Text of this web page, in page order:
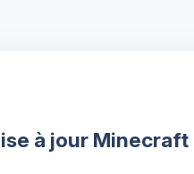
à jour Minecraft